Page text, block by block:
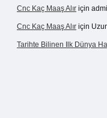
Cnc Kaç Maaş Alır için
Cnc Kaç Maaş Alır için
Tarihte Bilinen Ilk Dünya